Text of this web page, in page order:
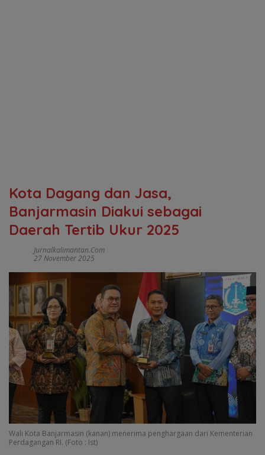
Kota Dagang dan Jasa,
Banjarmasin Diakui sebagai
Daerah Tertib Ukur 2025
Jurnalkalimantan.com
27 November 2025
Wali Kota Banjarmasin (kanan) menerima penghargaan dari Kementerian
Perdagangan RI. (Foto : Ist)